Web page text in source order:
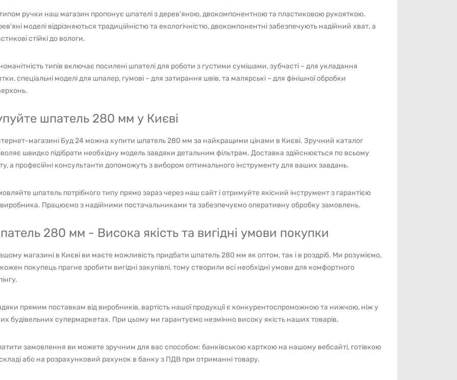
ручки наш магазин пропонує шпателі з дерев'яною, двокомпонентною та пластиковою рукояткою.
моделі відрізняються традиційністю та екологічністю, двокомпонентні забезпечують надійний хват, а
стійкі до вологи.
типів включає посилені шпателі для роботи з густими сумішами, зубчасті – для укладання
спеціальні моделі для шпалер, гумові – для затирання швів, та малярські – для фінішної обробки
шпатель 280 мм у Києві
магазині Буд 24 можна купити шпатель 280 мм за найкращими цінами в Києві. Зручний каталог
швидко підібрати необхідну модель завдяки детальним фільтрам. Доставка здійснюється по всьому
а професійні консультанти допоможуть з вибором оптимального інструменту для ваших завдань.
шпатель потрібного типу прямо зараз через наш сайт і отримуйте якісний інструмент з гарантією
виробника. Працюємо з надійними постачальниками та забезпечуємо оперативну обробку замовлень.
280 мм - Висока якість та вигідні умови покупки
магазині в Києві ви маєте можливість придбати шпатель 280 мм як оптом, так і в роздріб. Ми розуміємо,
покупець прагне зробити вигідні закупівлі, тому створили всі необхідні умови для комфортного
прямим поставкам від виробників, вартість нашої продукції є конкурентоспроможною та нижчою, ніж у
будівельних супермаркетах. При цьому ми гарантуємо незмінно високу якість наших товарів.
замовлення ви можете зручним для вас способом: банківською карткою на нашому вебсайті, готівкою
або на розрахунковий рахунок в банку з ПДВ при отриманні товару.